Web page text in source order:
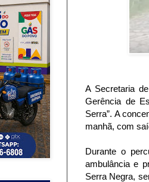
A Secretaria
Gerência de
Serra”. A
manhã, com
Durante o
ambulância e
Serra Negra,